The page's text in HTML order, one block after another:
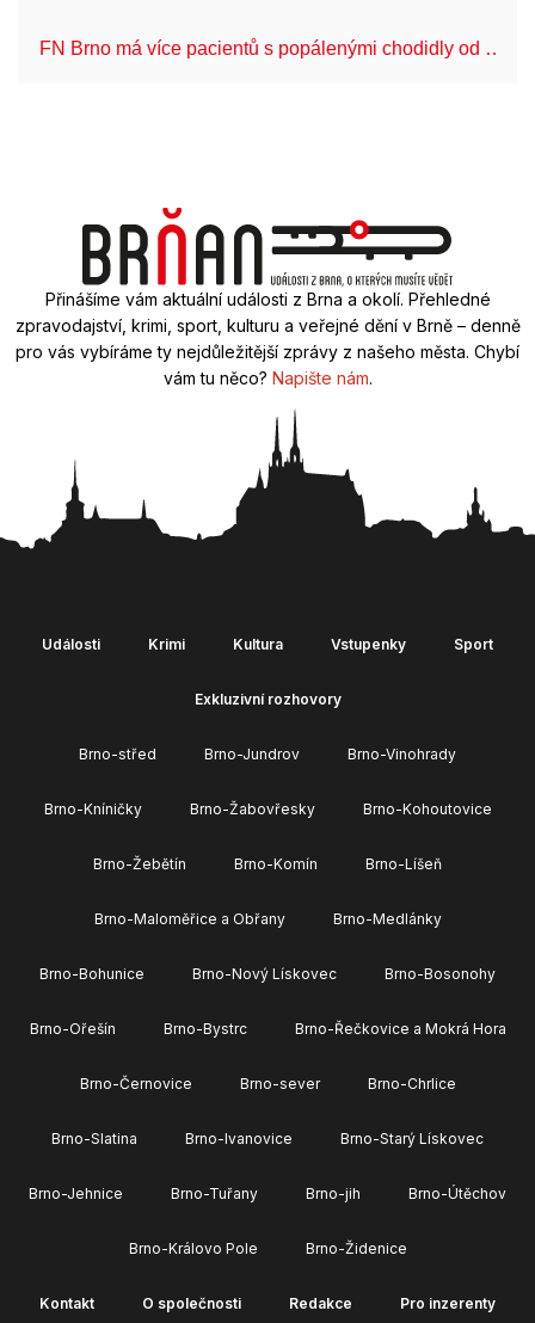
FN Brno má více pacientů s popálenými chodidly od …
Přinášíme vám aktuální události z Brna a okolí. Přehledné
zpravodajství, krimi, sport, kulturu a veřejné dění v Brně – denně
pro vás vybíráme ty nejdůležitější zprávy z našeho města. Chybí
vám tu něco? Napište nám.
Události Krimi Kultura Vstupenky Sport
Exkluzivní rozhovory
Brno-střed Brno-Jundrov Brno-Vinohrady
Brno-Kníničky Brno-Žabovřesky Brno-Kohoutovice
Brno-Žebětín Brno-Komín Brno-Líšeň
Brno-Maloměřice a Obřany Brno-Medlánky
Brno-Bohunice Brno-Nový Lískovec Brno-Bosonohy
Brno-Ořešín Brno-Bystrc Brno-Řečkovice a Mokrá Hora
Brno-Černovice Brno-sever Brno-Chrlice
Brno-Slatina Brno-Ivanovice Brno-Starý Lískovec
Brno-Jehnice Brno-Tuřany Brno-jih Brno-Útěchov
Brno-Královo Pole Brno-Židenice
Kontakt O společnosti Redakce Pro inzerenty